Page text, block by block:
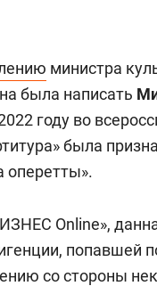
министра
была написать
году во
была
оперетты».
Online»,
попавшей
со стороны